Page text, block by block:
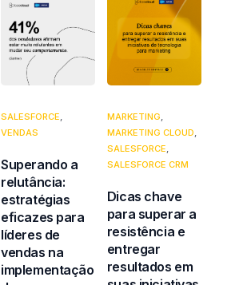
SALESFORCE
VENDAS
Superando a
relutância:
estratégias
eficazes para
líderes de
vendas na
implementação
MARKETING
MARKETING CLOUD
SALESFORCE
SALESFORCE CRM
Dicas chave
para superar a
resistência e
entregar
resultados em